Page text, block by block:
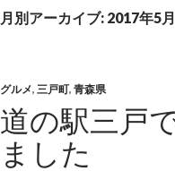
月別アーカイブ: 2017年5月
グルメ, 三戸町, 青森県
道の駅三戸
ました